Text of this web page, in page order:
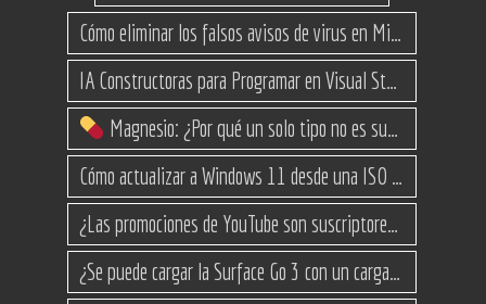
Cómo eliminar los falsos avisos de virus en Microsoft Edge
IA Constructoras para Programar en Visual Studio con C#
Magnesio: ¿Por qué un solo tipo no es suficiente? (Guía de variantes)
Cómo actualizar a Windows 11 desde una ISO en equipos no compatibles
¿Las promociones de YouTube son suscriptores reales o bots? Esta es la Verdad
¿Se puede cargar la Surface Go 3 con un cargador USB-C de teléfono?